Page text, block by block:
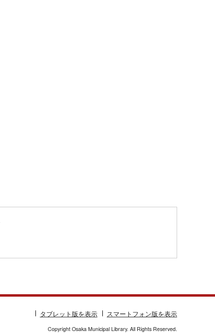
タブレット版を表示 スマートフォン版を表示
Copyright Osaka Municipal Library. All Rights Reserved.